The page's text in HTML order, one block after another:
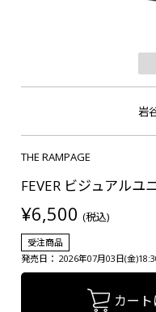
岩
THE RAMPAGE
FEVER ビジュアルユ
¥6,500 (税込)
受注商品
発売日： 2026年07月03日(金
カー